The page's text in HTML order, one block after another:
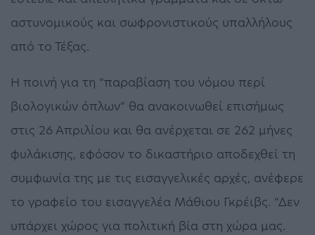
αστυνομικούς και σωφρονιστικούς υπαλλήλους
από το Τέξας.
Η ποινή για τη “παραβίαση του νόμου περί
βιολογικών όπλων” θα ανακοινωθεί επισήμως
στις 26 Απριλίου και θα ανέρχεται σε 262 μήνες
φυλάκισης, εφόσον το δικαστήριο αποδεχθεί τη
συμφωνία της με τις εισαγγελικές αρχές, ανέφερε
το γραφείο του εισαγγελέα Μάθιου Γκρέιβς. “Δεν
υπάρχει χώρος για πολιτική βία στη χώρα μας.